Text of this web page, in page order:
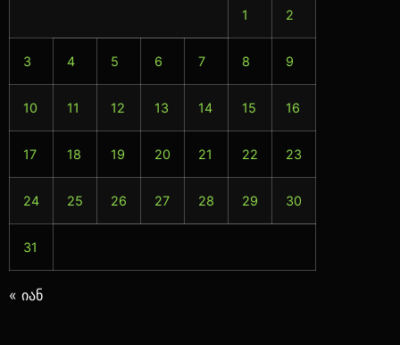
1 2
3 4 5 6 7 8 9
10 11 12 13 14 15 16
17 18 19 20 21 22 23
24 25 26 27 28 29 30
31
« იან